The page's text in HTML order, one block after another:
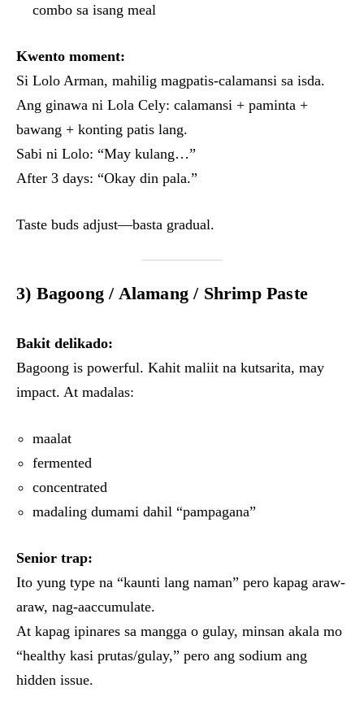
combo sa isang meal
Kwento moment:
Si Lolo Arman, mahilig magpatis-calamansi sa isda.
Ang ginawa ni Lola Cely: calamansi + paminta +
bawang + konting patis lang.
Sabi ni Lolo: “May kulang…”
After 3 days: “Okay din pala.”
Taste buds adjust—basta gradual.
3) Bagoong / Alamang / Shrimp Paste
Bakit delikado:
Bagoong is powerful. Kahit maliit na kutsarita, may
impact. At madalas:
maalat
fermented
concentrated
madaling dumami dahil “pampagana”
Senior trap:
Ito yung type na “kaunti lang naman” pero kapag araw-
araw, nag-aaccumulate.
At kapag ipinares sa mangga o gulay, minsan akala mo
“healthy kasi prutas/gulay,” pero ang sodium ang
hidden issue.